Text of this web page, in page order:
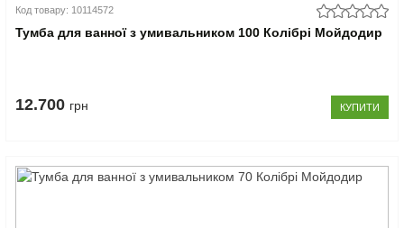
Код товару: 10114572
Тумба для ванної з умивальником 100 Колібрі Мойдодир
12.700 грн КУПИТИ